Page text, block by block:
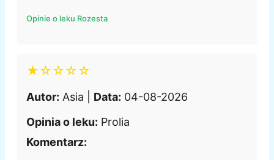
Opinie o leku Rozesta
★☆☆☆☆
Autor: Asia | Data: 04-08-2026
Opinia o leku: Prolia
Komentarz: